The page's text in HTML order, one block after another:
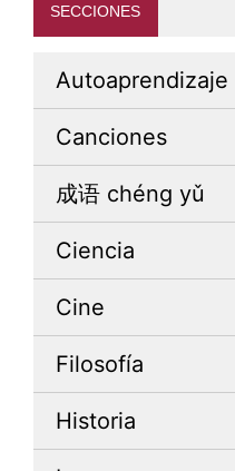
SECCIONES
Autoaprendizaje
Canciones
成语 chéng yǔ
Ciencia
Cine
Filosofía
Historia